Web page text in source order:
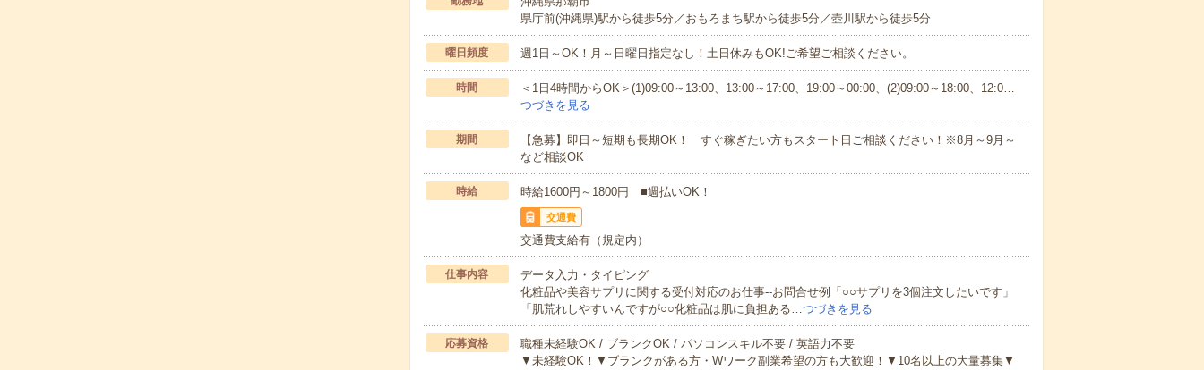
県庁前(沖縄県)駅から徒歩5分／おもろまち駅から徒歩5分／壺川駅から徒歩5分
曜日頻度 週1日～OK！月～日曜日指定なし！土日休みもOK!ご希望ご相談ください。
時間
＜1日4時間からOK＞(1)09:00～13:00、13:00～17:00、19:00～00:00、(2)09:00～18:00、12:0…
つづきを見る
期間
【急募】即日～短期も長期OK！ すぐ稼ぎたい方もスタート日ご相談ください！※8月～9月～
など相談OK
時給 時給1600円～1800円 ■週払いOK！
交通費
交通費支給有（規定内）
仕事内容
データ入力・タイピング
化粧品や美容サプリに関する受付対応のお仕事--お問合せ例「○○サプリを3個注文したいです」
「肌荒れしやすいんですが○○化粧品は肌に負担ある…つづきを見る
応募資格
職種未経験OK / ブランクOK / パソコンスキル不要 / 英語力不要
▼未経験OK！▼ブランクがある方・Wワーク副業希望の方も大歓迎！▼10名以上の大量募集▼